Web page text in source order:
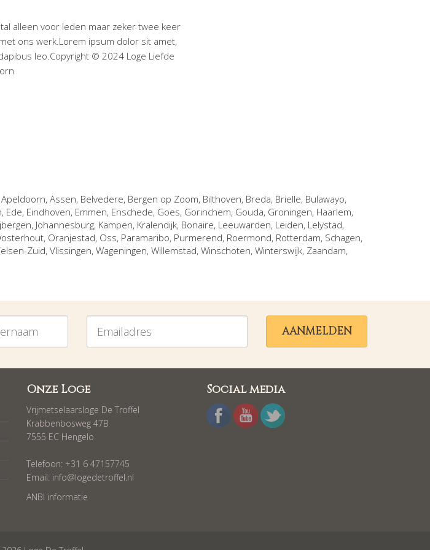
alleen voor leden maar zeker twee keer
ons werk.Lorem ipsum dolor sit amet,
leo.Copyright © 2024 Loge Liefde
Apeldoorn, Assen, Belvedere, Bergen op Zoom, Bilthoven, Breda, Brielle, Bulawayo,
, Ede, Eindhoven, Emmen, Enschede, Goes, Gorinchem, Gouda, Groningen, Haarlem,
, Johannesburg, Kampen, Kralendijk, Bonaire, Leeuwarden, Leiden, Lelystad,
, Oranjestad, Oss, Paramaribo, Purmerend, Roermond, Rotterdam, Schagen,
Zuid, Vlissingen, Wageningen, Willemstad, Winschoten, Winterswijk, Zaandam,
Emailadres
AANMELDEN
Onze Loge
Vrijmetselaarsloge De Troffel
Krabbenbosweg 47B
7555 EC Hengelo
Telefoon: +31 6 47157745
Email: info@logedetroffel.nl
ANBI informatie
Social media